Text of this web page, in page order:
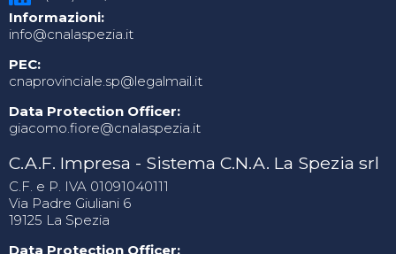
Informazioni:
info@cnalaspezia.it
PEC:
cnaprovinciale.sp@legalmail.it
Data Protection Officer:
giacomo.fiore@cnalaspezia.it
C.A.F. Impresa - Sistema C.N.A. La Spezia srl
C.F. e P. IVA 01091040111
Via Padre Giuliani 6
19125 La Spezia
Data Protection Officer: